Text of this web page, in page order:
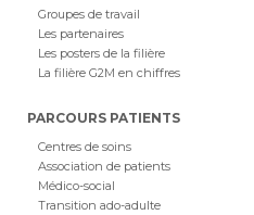
Groupes de travail
Les partenaires
Les posters de la filière
La filière G2M en chiffres
PARCOURS PATIENTS
Centres de soins
Association de patients
Médico-social
Transition ado-adulte